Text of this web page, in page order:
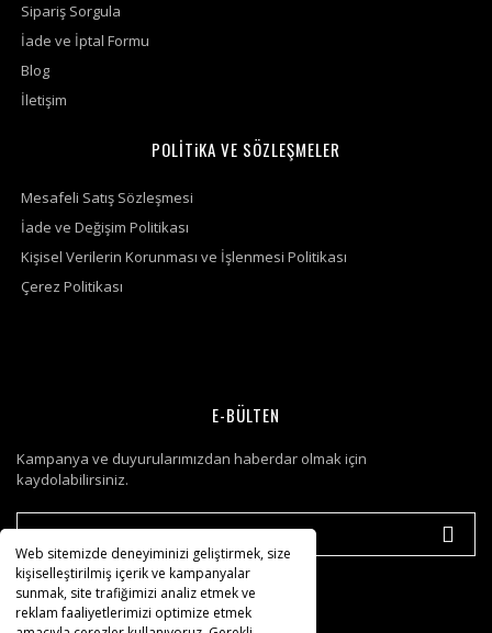
Web sitemizde deneyiminizi geliştirmek, size
kişiselleştirilmiş içerik ve kampanyalar
sunmak, site trafiğimizi analiz etmek ve
reklam faaliyetlerimizi optimize etmek
Sipariş Sorgula
İade ve İptal Formu
Blog
İletişim
POLİTiKA VE SÖZLEŞMELER
Mesafeli Satış Sözleşmesi
İade ve Değişim Politikası
Kişisel Verilerin Korunması ve İşlenmesi Politikası
Çerez Politikası
E-BÜLTEN
Kampanya ve duyurularımızdan haberdar olmak için
kaydolabilirsiniz.